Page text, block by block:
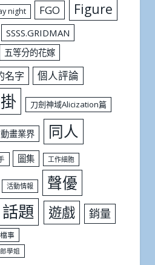
night FGO Figure
SSSS.GRIDMAN
五等分的花嫁
名字 個人評論
刀劍神域Alicization篇
動畫業界 同人
圖集 工作細胞
活動情報 聲優
話題 遊戲 銷量
事
學姐